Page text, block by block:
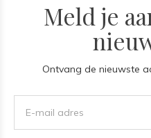
Meld je
Ontvang de nieuwste